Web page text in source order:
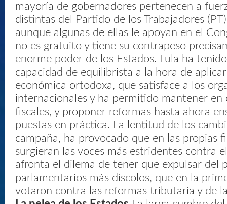
mayoría de gobernadores pertenecen a
distintas del Partido de los Trabajadores
aunque algunas de ellas le apoyan en el
no es gratuito y tiene su contrapeso
enorme poder de los Estados. Lula ha
capacidad de equilibrista a la hora de
económica ortodoxa, que satisface a los
internacionales y ha permitido mantener en
fiscales, y proponer reformas hasta ahora
puestas en práctica. La lentitud de los
campaña, ha provocado que en las propias
surgieran las voces más estridentes contra
afronta el dilema de tener que expulsar del
parlamentarios más díscolos, que en la
votaron contra las reformas tributaria y de